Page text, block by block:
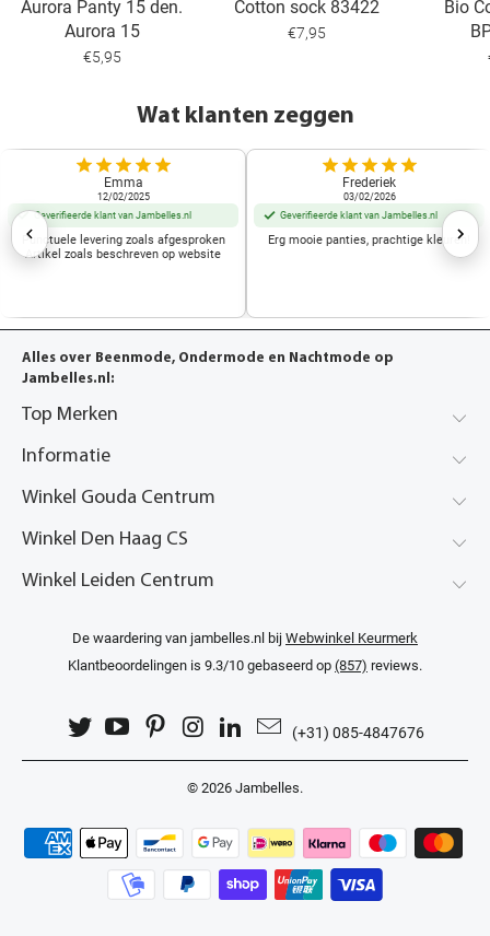
Aurora Panty 15 den.
Aurora 15
€5,95
Cotton sock 83422
€7,95
Bio
Wat klanten zeggen
Emma
12/02/2025
Geverifieerde klant van Jambelles.nl
Punctuele levering zoals afgesproken
Artikel zoals beschreven op website
Frederiek
03/02/2026
Geverifieerde klant van Jambelles.nl
Erg mooie panties, prachtige kleuren!
Alles over Beenmode, Ondermode en Nachtmode op
Jambelles.nl:
Top Merken
Informatie
Winkel Gouda Centrum
Winkel Den Haag CS
Winkel Leiden Centrum
De waardering van jambelles.nl bij Webwinkel Keurmerk
Klantbeoordelingen is 9.3/10 gebaseerd op (857) reviews.
(+31) 085-4847676
© 2026 Jambelles.